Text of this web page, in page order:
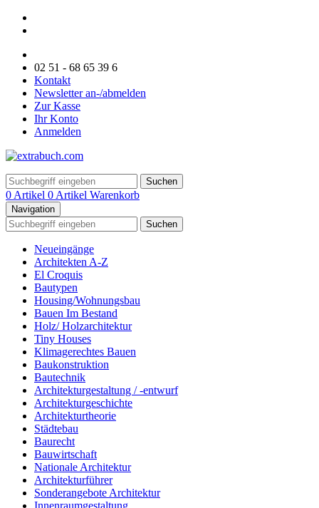
02 51 - 68 65 39 6
Kontakt
Newsletter an-/abmelden
Zur Kasse
Ihr Konto
Anmelden
Suchen
0 Artikel 0 Artikel Warenkorb
Navigation
Suchen
Neueingänge
Architekten A-Z
El Croquis
Bautypen
Housing/Wohnungsbau
Bauen Im Bestand
Holz/ Holzarchitektur
Tiny Houses
Klimagerechtes Bauen
Baukonstruktion
Bautechnik
Architekturgestaltung / -entwurf
Architekturgeschichte
Architekturtheorie
Städtebau
Baurecht
Bauwirtschaft
Nationale Architektur
Architekturführer
Sonderangebote Architektur
Innenraumgestaltung